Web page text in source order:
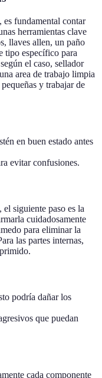
es fundamental contar
herramientas clave
llaves allen, un paño
tipo específico para
el caso, sellador
area de trabajo limpia
y trabajar de
en buen estado antes
evitar confusiones.
el siguiente paso es la
cuidadosamente
para eliminar la
las partes internas,
podría dañar los
que puedan
cada componente